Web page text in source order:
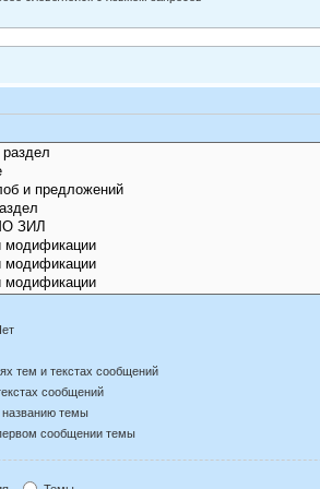
тем и текстах сообщений
сообщений
названию темы
сообщении темы